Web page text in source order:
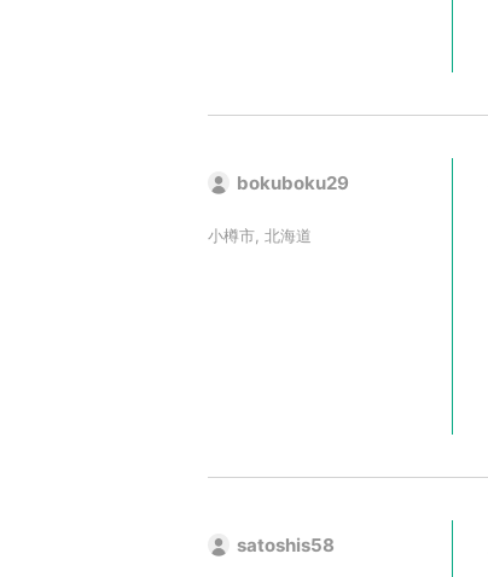
bokuboku29
小樽市, 北海道
satoshis58